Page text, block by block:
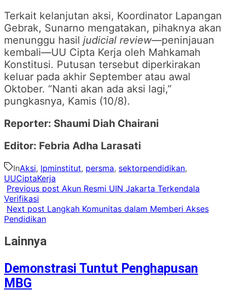
Terkait kelanjutan aksi, Koordinator Lapangan
Gebrak, Sunarno mengatakan, pihaknya akan
menunggu hasil judicial review—peninjauan
kembali—UU Cipta Kerja oleh Mahkamah
Konstitusi. Putusan tersebut diperkirakan
keluar pada akhir September atau awal
Oktober. “Nanti akan ada aksi lagi,”
pungkasnya, Kamis (10/8).
Reporter: Shaumi Diah Chairani
Editor: Febria Adha Larasati
InAksi, lpminstitut, persma, sektorpendidikan,
UUCiptaKerja
Previous post Akun Resmi UIN Jakarta Terkendala
Verifikasi
Next post Langkah Komunitas dalam Memberi Akses
Pendidikan
Lainnya
Demonstrasi Tuntut Penghapusan
MBG